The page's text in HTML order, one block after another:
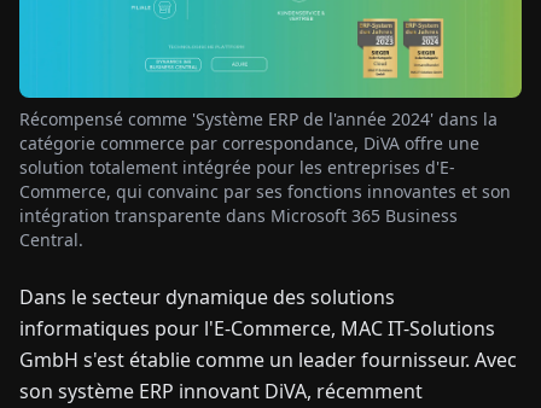
ENDEFR NLPL
NOUS
Récompensé comme 'Système ERP de l'année 2024' dans la
catégorie commerce par correspondance, DiVA offre une
solution totalement intégrée pour les entreprises d'E-
Commerce, qui convainc par ses fonctions innovantes et son
intégration transparente dans Microsoft 365 Business
Central.
Dans le secteur dynamique des solutions
informatiques pour l'E-Commerce, MAC IT-Solutions
GmbH s'est établie comme un leader fournisseur. Avec
son système ERP innovant DiVA, récemment